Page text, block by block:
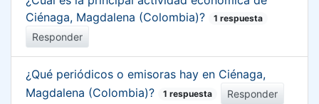
Ciénaga, Magdalena (Colombia)?
1 respuesta
Responder
¿Qué periódicos o emisoras hay en Ciénaga,
Magdalena (Colombia)?
1 respuesta Responder